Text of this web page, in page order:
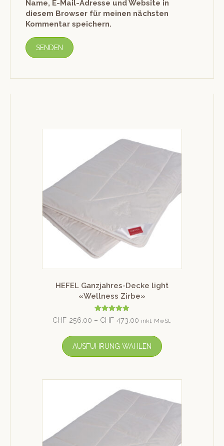
Name, E-Mail-Adresse und Website in
diesem Browser für meinen nächsten
Kommentar speichern.
HEFEL Ganzjahres-Decke light
«Wellness Zirbe»
Bewertet mit
5.00
CHF 256.00 – CHF 473.00 inkl. MwSt.
AUSFÜHRUNG WÄHLEN